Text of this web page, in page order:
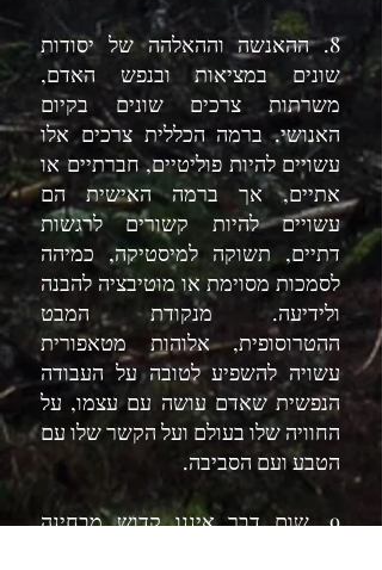
8. ההאנשה וההאלהה של יסודות
שונים במציאות ובנפש האדם,
משרתות צרכים שונים בקיום
האנושי. ברמה הכללית צרכים אלו
עשויים להיות פוליטיים, חברתיים או
אתיים, אך ברמה האישית הם
עשויים להיות קשורים לרגשות
דתיים, תשוקה למיסטיקה, כמיהה
לסמכות מסוימת או מוטיבציה להבנה
ולידיעה. מנקודת המבט
ההטרוסופית, אלוהות מטאפורית
עשויה להשפיע לטובה על העבודה
הנפשית שאדם עושה עם עצמו, על
החוויה שלו בעולם ועל הקשר שלו עם
הטבע ועם הסביבה.
9. שום דבר איננו קדוש מבחינה